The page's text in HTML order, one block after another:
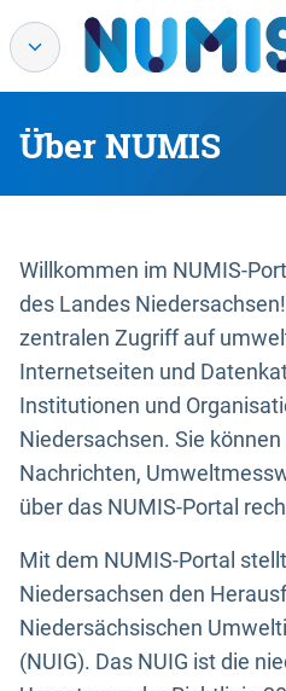
Über NUMIS
Willkommen im NUMIS-
des Landes
zentralen Zugriff auf
Internetseiten und
Institutionen und
Niedersachsen. Sie
Nachrichten,
über das NUMIS-Portal
Mit dem NUMIS-Portal
Niedersachsen den
Niedersächsischen
(NUIG). Das NUIG ist die